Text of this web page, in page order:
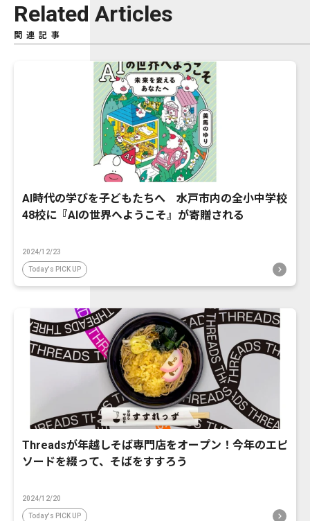
Related Articles
関連記事
AI時代の学びを子どもたちへ 水戸市内の全小中学校
48校に『AIの世界へようこそ』が寄贈される
2024/12/23
Today's PICK UP
Threadsが年越しそば専門店をオープン！今年のエピ
ソードを綴って、そばをすすろう
2024/12/20
Today's PICK UP